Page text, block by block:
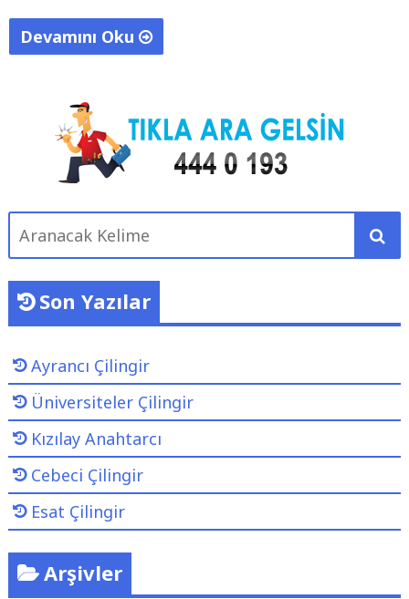
Devamını Oku
a
l
n
g
i
r
"
Aranacak
Son Yazılar
Ayrancı Çilingir
Üniversiteler Çilingir
Kızılay Anahtarcı
Cebeci Çilingir
Esat Çilingir
Arşivler